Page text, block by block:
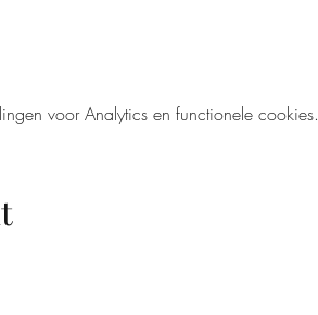
voor Analytics en functionele cookies.